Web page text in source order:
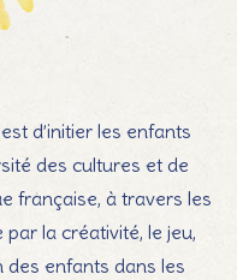
d’initier les enfants
des cultures et de
française, à travers les
la créativité, le jeu,
des enfants dans les